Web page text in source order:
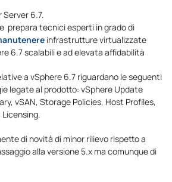
6.7.
prepara tecnici esperti in grado di
infrastrutture virtualizzate
6.7 scalabili e ad elevata affidabilità
a vSphere 6.7 riguardano le seguenti
legate al prodotto: vSphere Update
vSAN, Storage Policies, Host Profiles,
Licensing.
di novità di minor rilievo rispetto a
alla versione 5.x ma comunque di